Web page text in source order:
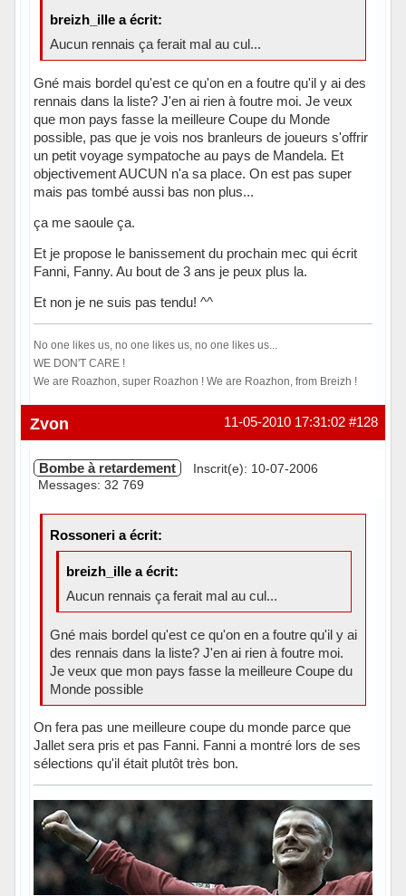
breizh_ille a écrit:
Aucun rennais ça ferait mal au cul...
Gné mais bordel qu'est ce qu'on en a foutre qu'il y ai des
rennais dans la liste? J'en ai rien à foutre moi. Je veux
que mon pays fasse la meilleure Coupe du Monde
possible, pas que je vois nos branleurs de joueurs s'offrir
un petit voyage sympatoche au pays de Mandela. Et
objectivement AUCUN n'a sa place. On est pas super
mais pas tombé aussi bas non plus...
ça me saoule ça.
Et je propose le banissement du prochain mec qui écrit
Fanni, Fanny. Au bout de 3 ans je peux plus la.
Et non je ne suis pas tendu! ^^
No one likes us, no one likes us, no one likes us...
WE DON'T CARE !
We are Roazhon, super Roazhon ! We are Roazhon, from Breizh !
Hors ligne #128
11-05-2010 17:31:02
Zvon
Bombe à retardement
Inscrit(e): 10-07-2006
Messages: 32 769
Rossoneri a écrit:
breizh_ille a écrit:
Aucun rennais ça ferait mal au cul...
Gné mais bordel qu'est ce qu'on en a foutre qu'il y ai
des rennais dans la liste? J'en ai rien à foutre moi.
Je veux que mon pays fasse la meilleure Coupe du
Monde possible
On fera pas une meilleure coupe du monde parce que
Jallet sera pris et pas Fanni. Fanni a montré lors de ses
sélections qu'il était plutôt très bon.